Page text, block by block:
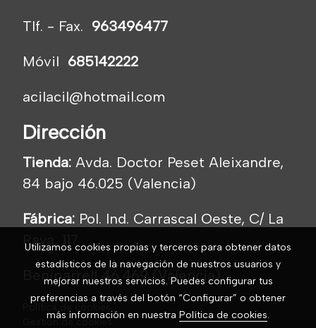
Tlf. - Fax. 963496477
Móvil 685142222
acilacil@hotmail.com
Dirección
Tienda: Avda. Doctor Peset Aleixandre,
84 bajo 46.025 (Valencia)
Fábrica: Pol. Ind. Carrascal Oeste, C/ La
Raya, 117
Beniparrell 46.469 (Valencia)
Política de cookies
Gestión de cookies
Utilizamos cookies propias y terceros para obtener datos
estadísticos de la navegación de nuestros usuarios y
mejorar nuestros servicios. Puedes configurar tus
preferencias a través del botón “Configurar” o obtener
más información en nuestra Política de cookies.